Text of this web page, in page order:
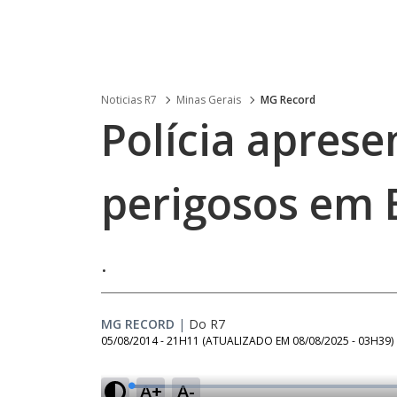
Noticias R7 Minas Gerais MG Record
Polícia
perigosos em
.
MG RECORD | Do R7
05/08/2014 - 21H11 (ATUALIZADO EM 08/08/2025 - 03H39)
A+ A-
L